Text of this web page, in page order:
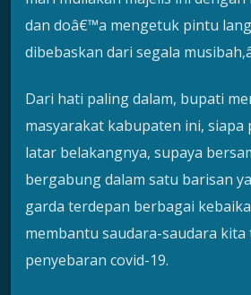
dan doâ€™a mengetuk pintu
dibebaskan dari segala
Dari hati paling dalam, bupati
masyarakat kabupaten ini, siapa
latar belakangnya, supaya
bergabung dalam satu barisan
garda terdepan berbagai
membantu saudara-saudara
penyebaran covid-19.